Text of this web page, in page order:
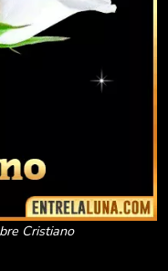
Cristiano